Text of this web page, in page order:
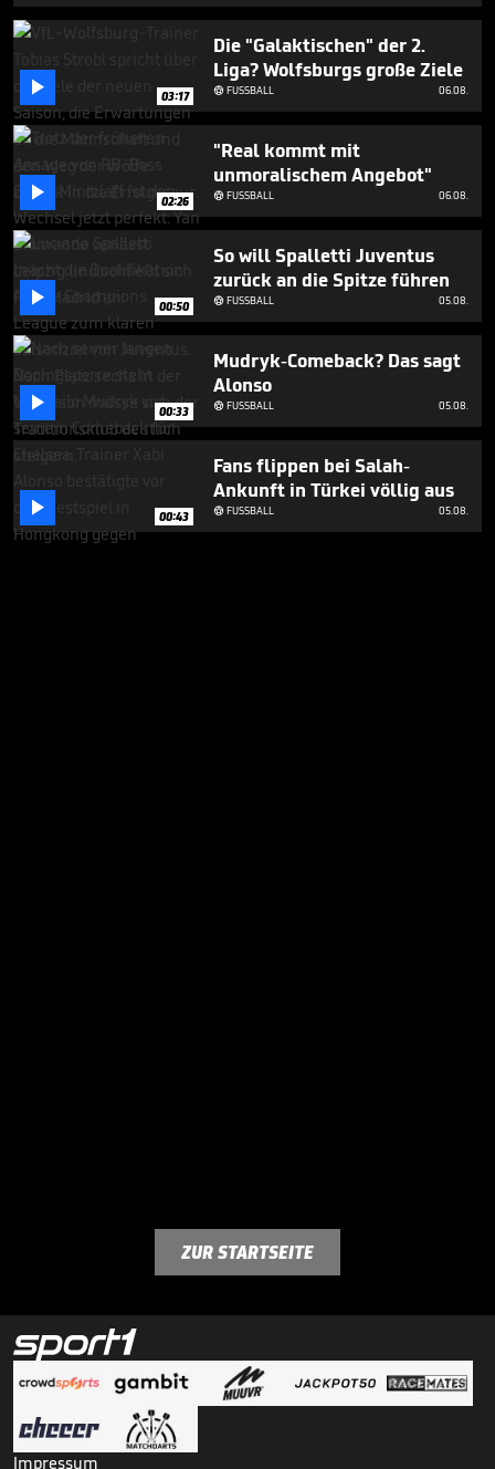
 03:17
Die "Galaktischen" der 2.
Liga? Wolfsburgs große Ziele
FUSSBALL 06.08.
 02:26
"Real kommt mit
unmoralischem Angebot"
FUSSBALL 06.08.
 00:50
So will Spalletti Juventus
zurück an die Spitze führen
FUSSBALL 05.08.
 00:33
Mudryk-Comeback? Das sagt
Alonso
FUSSBALL 05.08.
 00:43
Fans flippen bei Salah-
Ankunft in Türkei völlig aus
FUSSBALL 05.08.
ZUR STARTSEITE
Impressum